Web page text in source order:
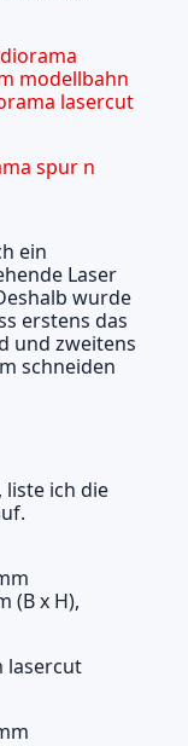
ein
Laser
wurde
erstens das
und zweitens
schneiden
ich die
(B x H),